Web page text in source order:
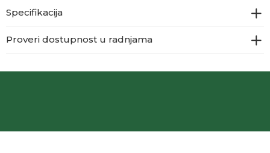
Specifikacija
Proveri dostupnost u radnjama